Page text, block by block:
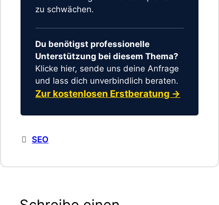
zu schwächen.
Du benötigst professionelle
Unterstützung bei diesem Thema?
Klicke hier, sende uns deine Anfrage
und lass dich unverbindlich beraten.
Zur kostenlosen Erstberatung →
Kategorien
SEO